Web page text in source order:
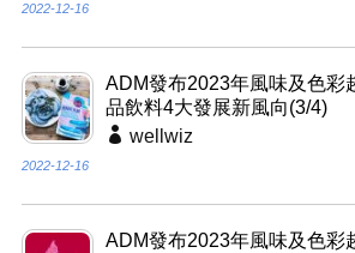
2022-12-16
ADM發布2023年風味及色彩
品飲料4大發展新風向(3/4)
wellwiz
2022-12-16
ADM發布2023年風味及色彩